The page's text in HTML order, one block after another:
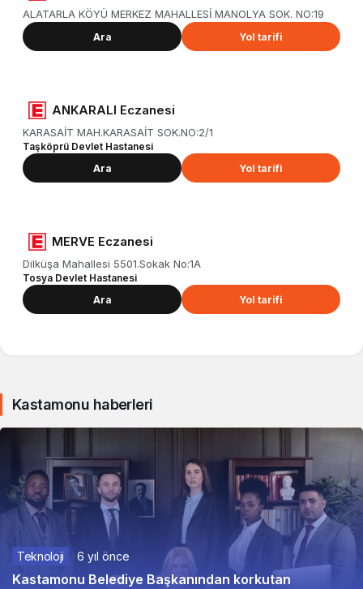
ALATARLA KÖYÜ MERKEZ MAHALLESİ MANOLYA SOK. NO:19
Ara Yol tarifi
ANKARALI Eczanesi
KARASAİT MAH.KARASAİT SOK.NO:2/1
Taşköprü Devlet Hastanesi
Ara
Yol tarifi
MERVE Eczanesi
Dilküşa Mahallesi 5501.Sokak No:1A
Tosya Devlet Hastanesi
Ara
Yol tarifi
Kastamonu haberleri
Teknoloji 6 yıl önce
Kastamonu Belediye Başkanından korkutan